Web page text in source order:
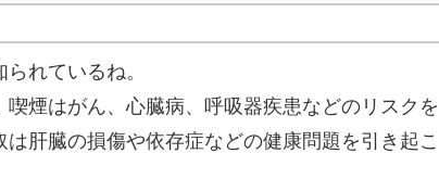
れているね。
煙はがん、心臓病、呼吸器疾患などのリスクを
肝臓の損傷や依存症などの健康問題を引き起こ